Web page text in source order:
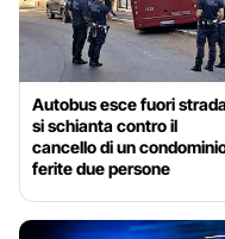
Autobus esce fuori
si schianta contro il
cancello di un
ferite due persone